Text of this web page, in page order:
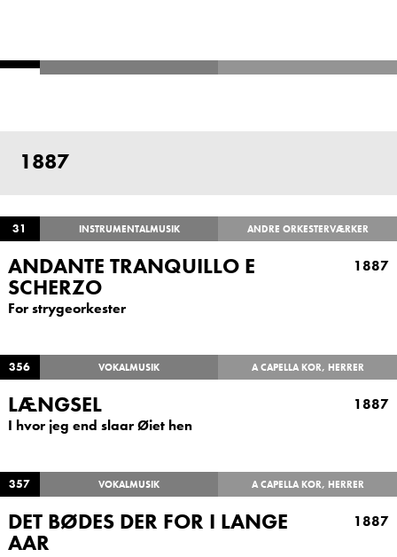
1887
31 INSTRUMENTALMUSIK ANDRE ORKESTERVÆRKER
ANDANTE TRANQUILLO E
SCHERZO
For strygeorkester
1887
356 VOKALMUSIK A CAPELLA KOR, HERRER
LÆNGSEL
I hvor jeg end slaar Øiet hen
1887
357 VOKALMUSIK A CAPELLA KOR, HERRER
DET BØDES DER FOR I LANGE
AAR
1887